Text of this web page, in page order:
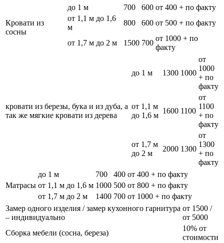
Кровати из
сосны
до 1 м 700 600 от 400 + по факту
от 1,1 м до 1,6
м
800 600 от 500 + по факту
от 1,7 м до 2 м 1500 700
от 1000 + по
факту
кровати из березы, бука и из дуба, а
так же мягкие кровати из дерева
до 1 м 1300 1000
от
1000
+ по
факту
от 1,1 м
до 1,6 м
1600 1100
от
1100
+ по
факту
от 1,7 м
до 2 м
2000 1300
от
1300
+ по
факту
Матрасы
до 1 м 700 400 от 400 + по факту
от 1,1 м до 1,6 м 1000 500 от 800 + по факту
от 1,7 м до 2 м
1400 700 от 1000 + по факту
Замер одного изделия / замер кухонного гарнитура
– индивидуально
от 1500 /
от 5000
Сборка мебели (сосна, береза)
10% от
стоимости